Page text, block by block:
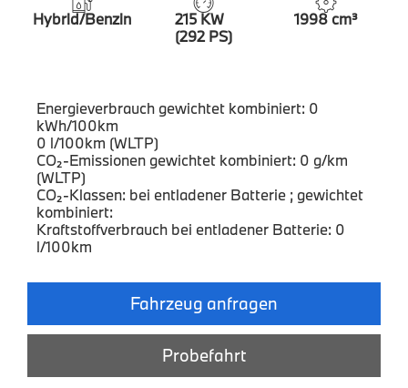
Hybrid/Benzin
215 KW
(292 PS)
1998 cm³
Energieverbrauch gewichtet kombiniert: 0
kWh/100km
0 l/100km (WLTP)
CO₂-Emissionen gewichtet kombiniert: 0 g/km
(WLTP)
CO₂-Klassen: bei entladener Batterie ; gewichtet
kombiniert:
Kraftstoffverbrauch bei entladener Batterie: 0
l/100km
Fahrzeug anfragen
Probefahrt